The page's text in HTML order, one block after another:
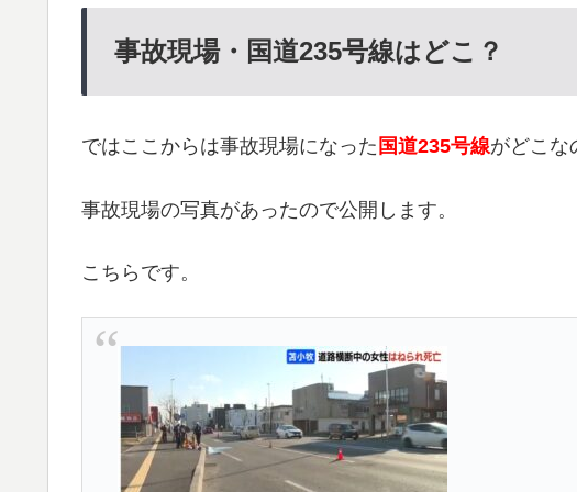
事故現場・国道235号線はどこ？
ではここからは事故現場になった 国道235号線がどこな
事故現場の写真があったので公開します。
こちらです。